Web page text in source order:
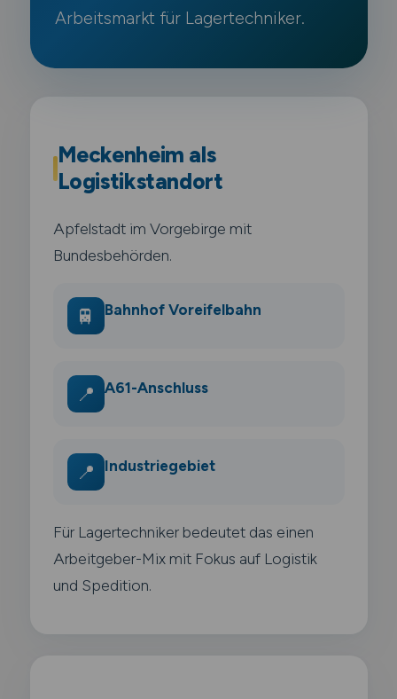
Arbeitsmarkt für Lagertechniker.
Meckenheim als
Logistikstandort
Apfelstadt im Vorgebirge mit
Bundesbehörden.
🚆 Bahnhof Voreifelbahn
📍 A61-Anschluss
📍 Industriegebiet
Für Lagertechniker bedeutet das einen
Arbeitgeber-Mix mit Fokus auf Logistik
und Spedition.